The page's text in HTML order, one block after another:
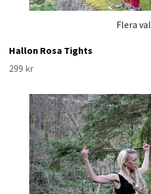
Flera val
Hallon Rosa Tights
299 kr